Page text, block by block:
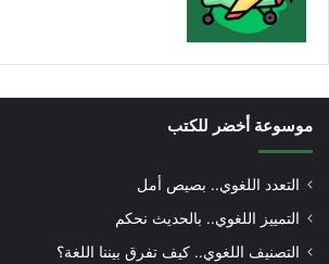
موسوعة أخضر للكتب
التعدد اللغوي.. بصيص أمل
التمييز اللغوي.. بالحديث نحكم
التصنيف اللغوي.. كيف تفرق بيننا اللغة؟